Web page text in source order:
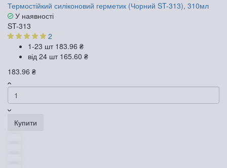
Термостійкий силіконовий герметик (Чорний ST-313), 310мл
У наявності
ST-313
2
1-23 шт 183.96 ₴
від 24 шт 165.60 ₴
183.96 ₴
Купити